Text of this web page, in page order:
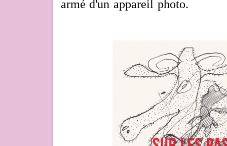
armé d'un appareil photo.